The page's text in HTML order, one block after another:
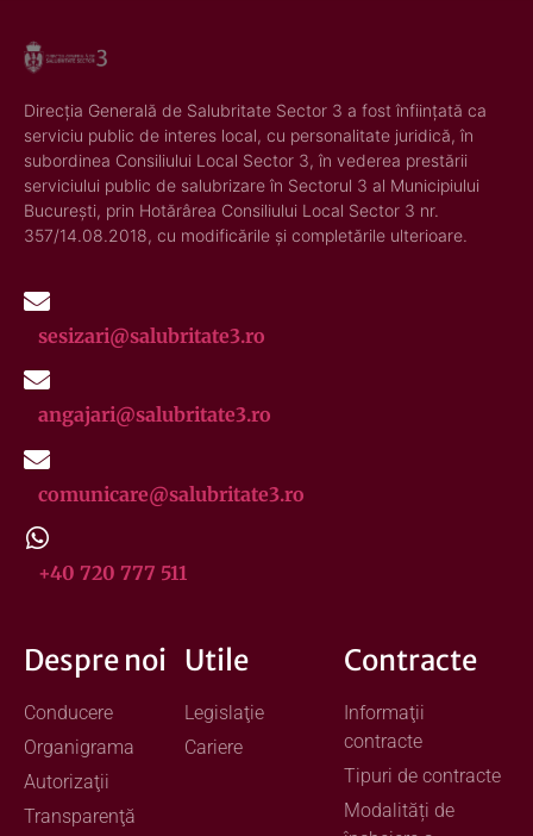
Direcția Generală de Salubritate Sector 3 a fost înființată ca
serviciu public de interes local, cu personalitate juridică, în
subordinea Consiliului Local Sector 3, în vederea prestării
serviciului public de salubrizare în Sectorul 3 al Municipiului
București, prin Hotărârea Consiliului Local Sector 3 nr.
357/14.08.2018, cu modificările și completările ulterioare.
sesizari@salubritate3.ro
angajari@salubritate3.ro
comunicare@salubritate3.ro
+40 720 777 511
Despre noi
Conducere
Organigrama
Autorizaţii
Transparenţă
Utile
Legislaţie
Cariere
Contracte
Informaţii
contracte
Tipuri de contracte
Modalități de